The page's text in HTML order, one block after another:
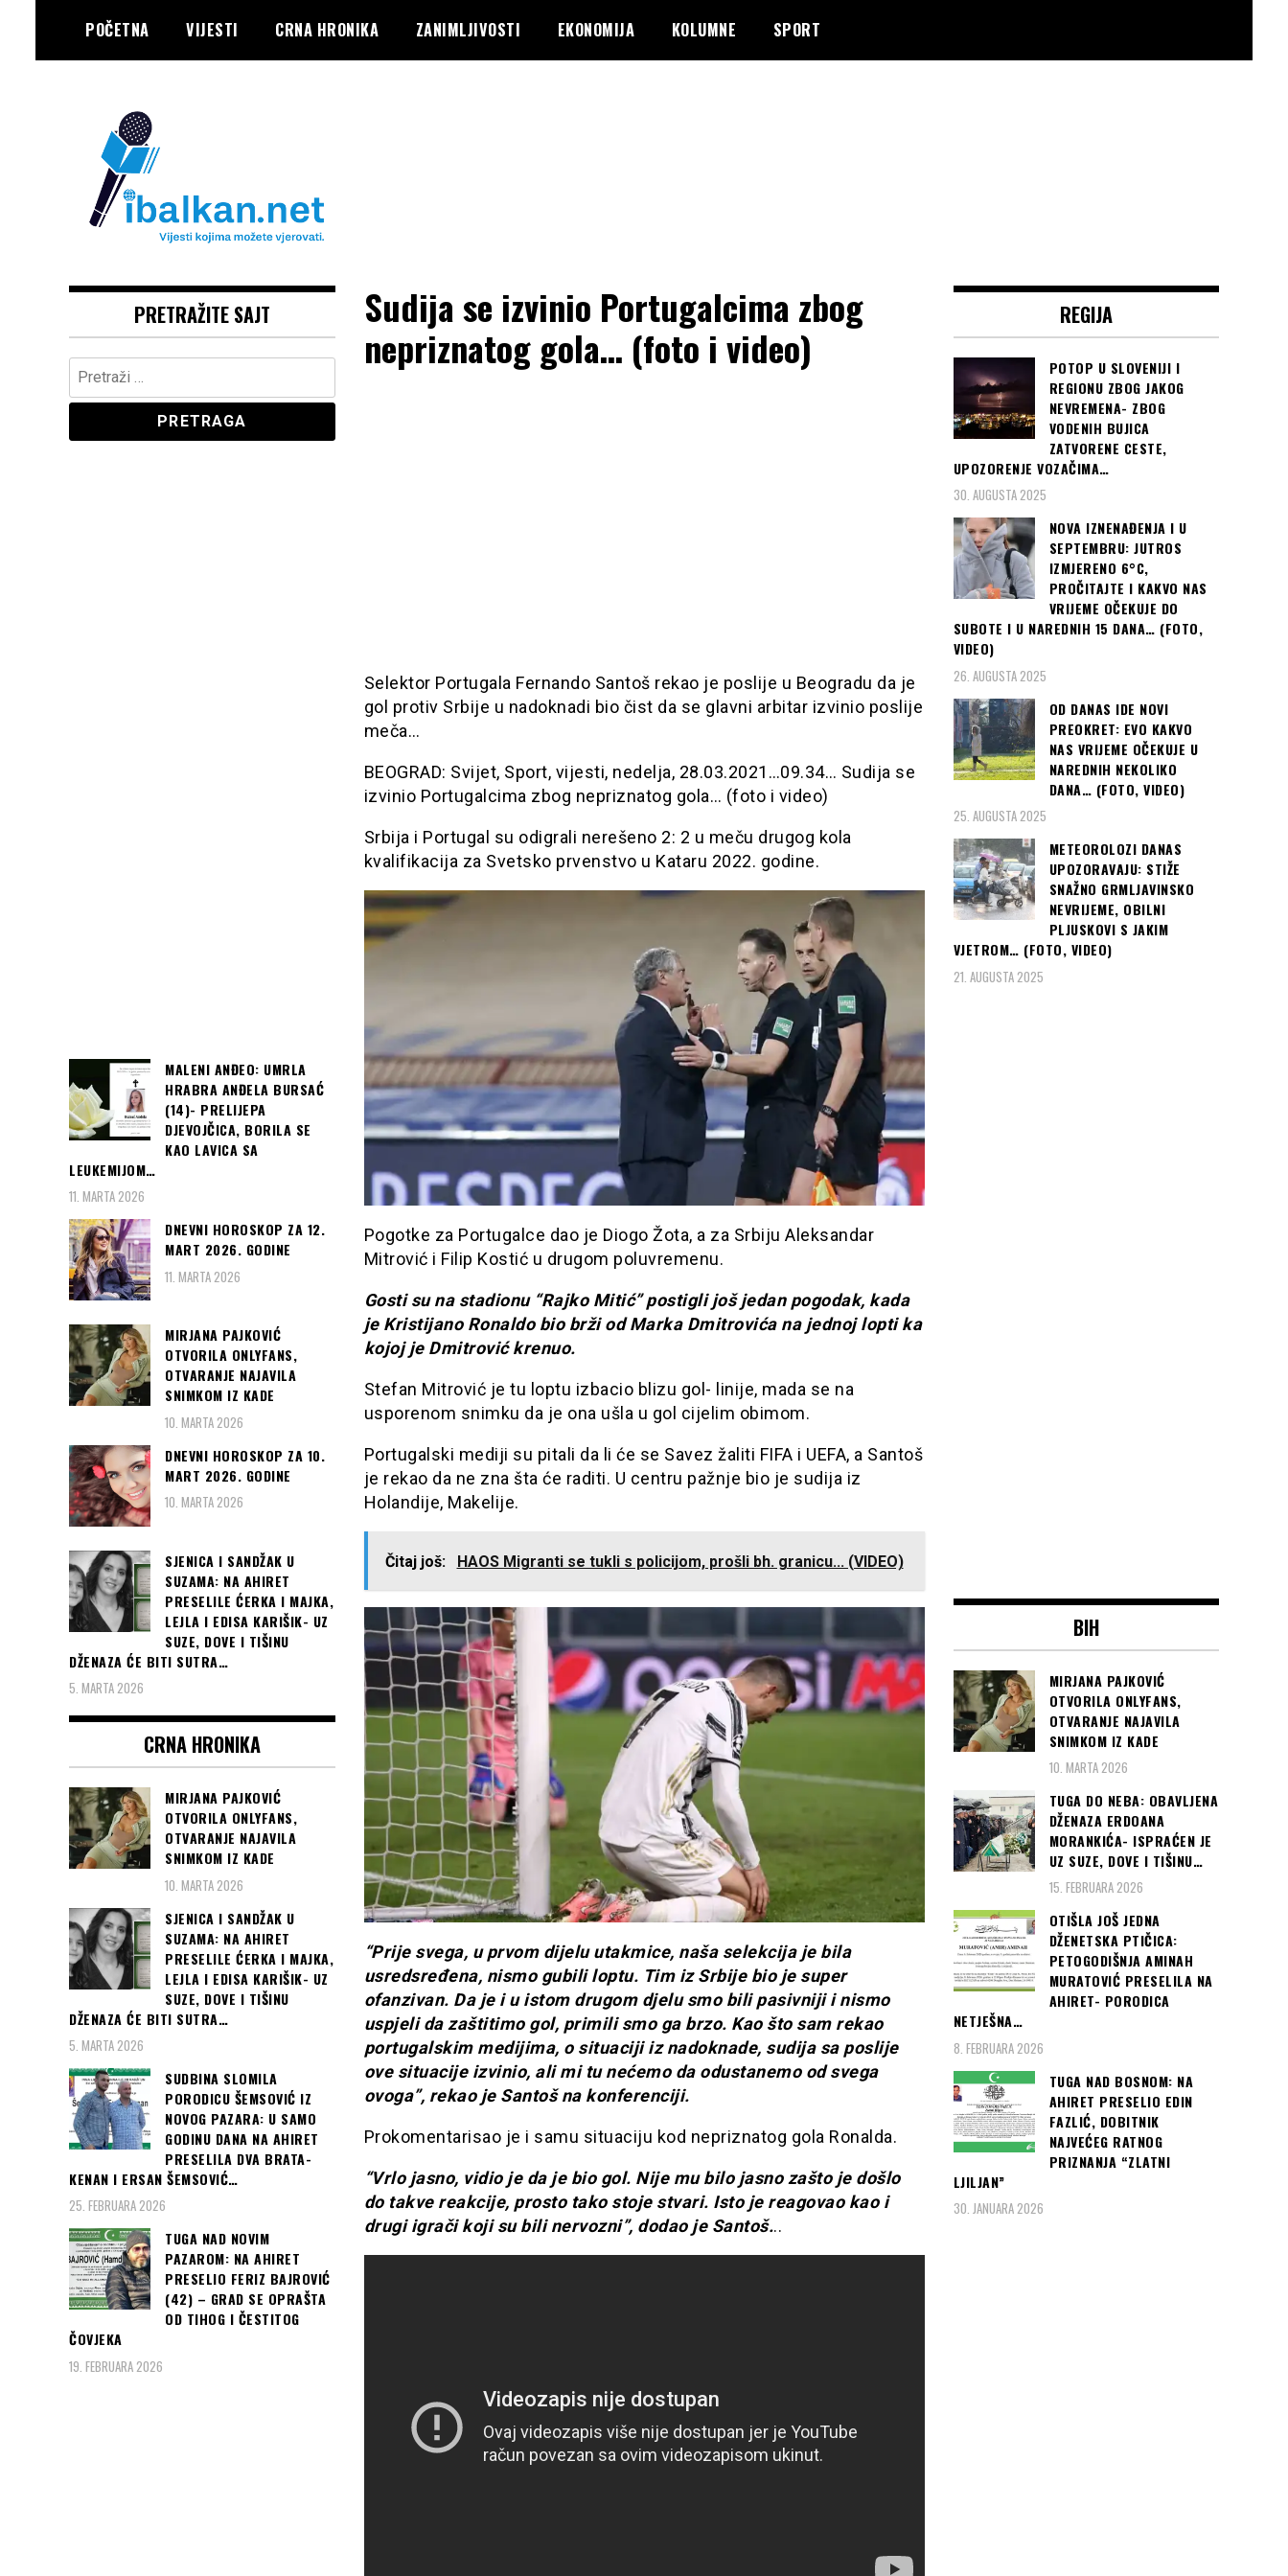
content
POČETNA VIJESTI CRNA HRONIKA ZANIMLJIVOSTI EKONOMIJA KOLUMNE SPORT
IBALKAN
Sudija se izvinio Portugalcima zbog
nepriznatog gola… (foto i video)
Selektor Portugala Fernando Santoš rekao je poslije u Beogradu da je
gol protiv Srbije u nadoknadi bio čist da se glavni arbitar izvinio poslije
meča…
BEOGRAD: Svijet, Sport, vijesti, nedelja, 28.03.2021…09.34… Sudija se
izvinio Portugalcima zbog nepriznatog gola… (foto i video)
Srbija i Portugal su odigrali nerešeno 2: 2 u meču drugog kola
kvalifikacija za Svetsko prvenstvo u Kataru 2022. godine.
Pogotke za Portugalce dao je Diogo Žota, a za Srbiju Aleksandar
Mitrović i Filip Kostić u drugom poluvremenu.
Gosti su na stadionu “Rajko Mitić” postigli još jedan pogodak, kada
je Kristijano Ronaldo bio brži od Marka Dmitrovića na jednoj lopti ka
kojoj je Dmitrović krenuo.
Stefan Mitrović je tu loptu izbacio blizu gol- linije, mada se na
usporenom snimku da je ona ušla u gol cijelim obimom.
Portugalski mediji su pitali da li će se Savez žaliti FIFA i UEFA, a Santoš
je rekao da ne zna šta će raditi. U centru pažnje bio je sudija iz
Holandije, Makelije.
Čitaj još: HAOS Migranti se tukli s policijom, prošli bh. granicu... (VIDEO)
“Prije svega, u prvom dijelu utakmice, naša selekcija je bila
usredsređena, nismo gubili loptu. Tim iz Srbije bio je super
ofanzivan. Da je i u istom drugom djelu smo bili pasivniji i nismo
uspjeli da zaštitimo gol, primili smo ga brzo. Kao što sam rekao
portugalskim medijima, o situaciji iz nadoknade, sudija sa poslije
ove situacije izvinio, ali mi tu nećemo da odustanemo od svega
ovoga”, rekao je Santoš na konferenciji.
Prokomentarisao je i samu situaciju kod nepriznatog gola Ronalda.
“Vrlo jasno, vidio je da je bio gol. Nije mu bilo jasno zašto je došlo
do takve reakcije, prosto tako stoje stvari. Isto je reagovao kao i
drugi igrači koji su bili nervozni”, dodao je Santoš...
PRETRAŽITE SAJT
Pretraga:
MALENI ANĐEO: UMRLA
HRABRA ANĐELA BURSAĆ
(14)- PRELIJEPA
DJEVOJČICA, BORILA SE
KAO LAVICA SA
LEUKEMIJOM…
11. MARTA 2026
DNEVNI HOROSKOP ZA 12.
MART 2026. GODINE
11. MARTA 2026
MIRJANA PAJKOVIĆ
OTVORILA ONLYFANS,
OTVARANJE NAJAVILA
SNIMKOM IZ KADE
10. MARTA 2026
DNEVNI HOROSKOP ZA 10.
MART 2026. GODINE
10. MARTA 2026
SJENICA I SANDŽAK U
SUZAMA: NA AHIRET
PRESELILE ĆERKA I MAJKA,
LEJLA I EDISA KARIŠIK- UZ
SUZE, DOVE I TIŠINU
DŽENAZA ĆE BITI SUTRA…
5. MARTA 2026
CRNA HRONIKA
MIRJANA PAJKOVIĆ
OTVORILA ONLYFANS,
OTVARANJE NAJAVILA
SNIMKOM IZ KADE
10. MARTA 2026
SJENICA I SANDŽAK U
SUZAMA: NA AHIRET
PRESELILE ĆERKA I MAJKA,
LEJLA I EDISA KARIŠIK- UZ
SUZE, DOVE I TIŠINU
DŽENAZA ĆE BITI SUTRA…
5. MARTA 2026
SUDBINA SLOMILA
PORODICU ŠEMSOVIĆ IZ
NOVOG PAZARA: U SAMO
GODINU DANA NA AHIRET
PRESELILA DVA BRATA-
KENAN I ERSAN ŠEMSOVIĆ…
25. FEBRUARA 2026
TUGA NAD NOVIM
PAZAROM: NA AHIRET
PRESELIO FERIZ BAJROVIĆ
(42) – GRAD SE OPRAŠTA
OD TIHOG I ČESTITOG
ČOVJEKA
19. FEBRUARA 2026
REGIJA
POTOP U SLOVENIJI I
REGIONU ZBOG JAKOG
NEVREMENA- ZBOG
VODENIH BUJICA
ZATVORENE CESTE,
UPOZORENJE VOZAČIMA…
30. AUGUSTA 2025
NOVA IZNENAĐENJA I U
SEPTEMBRU: JUTROS
IZMJERENO 6°C,
PROČITAJTE I KAKVO NAS
VRIJEME OČEKUJE DO
SUBOTE I U NAREDNIH 15 DANA… (FOTO,
VIDEO)
26. AUGUSTA 2025
OD DANAS IDE NOVI
PREOKRET: EVO KAKVO
NAS VRIJEME OČEKUJE U
NAREDNIH NEKOLIKO
DANA… (FOTO, VIDEO)
25. AUGUSTA 2025
METEOROLOZI DANAS
UPOZORAVAJU: STIŽE
SNAŽNO GRMLJAVINSKO
NEVRIJEME, OBILNI
PLJUSKOVI S JAKIM
VJETROM… (FOTO, VIDEO)
21. AUGUSTA 2025
BIH
MIRJANA PAJKOVIĆ
OTVORILA ONLYFANS,
OTVARANJE NAJAVILA
SNIMKOM IZ KADE
10. MARTA 2026
TUGA DO NEBA: OBAVLJENA
DŽENAZA ERDOANA
MORANKIĆA- ISPRAĆEN JE
UZ SUZE, DOVE I TIŠINU…
15. FEBRUARA 2026
OTIŠLA JOŠ JEDNA
DŽENETSKA PTIČICA:
PETOGODIŠNJA AMINAH
MURATOVIĆ PRESELILA NA
AHIRET- PORODICA
NETJEŠNA…
8. FEBRUARA 2026
TUGA NAD BOSNOM: NA
AHIRET PRESELIO EDIN
FAZLIĆ, DOBITNIK
NAJVEĆEG RATNOG
PRIZNANJA “ZLATNI
LJILJAN”
30. JANUARA 2026